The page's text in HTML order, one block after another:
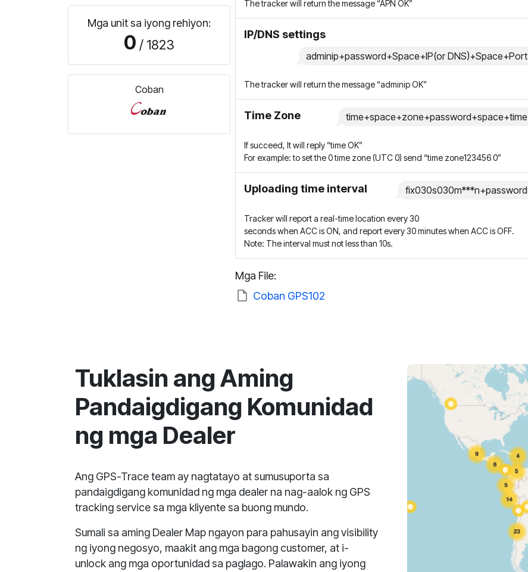
Mga unit sa iyong rehiyon:
0 / 1823
Coban
The tracker will return the message “APN OK”
IP/DNS settings
adminip+password+Space+IP(or DNS)+Space+Port
The tracker will return the message “adminip OK”
Time Zone time+space+zone+password+space+time
If succeed, It will reply “time OK”
For example: to set the 0 time zone (UTC 0) send “time zone123456 0”
Uploading time interval fix030s030m***n+password
Tracker will report a real-time location every 30
seconds when ACC is ON, and report every 30 minutes when ACC is OFF.
Note: The interval must not less than 10s.
Mga File:
Coban GPS102
Tuklasin ang Aming
Pandaigdigang Komunidad
ng mga Dealer
Ang GPS-Trace team ay nagtatayo at sumusuporta sa
pandaigdigang komunidad ng mga dealer na nag-aalok ng GPS
tracking service sa mga kliyente sa buong mundo.
Sumali sa aming Dealer Map ngayon para pahusayin ang visibility
ng iyong negosyo, maakit ang mga bagong customer, at i-
unlock ang mga oportunidad sa paglago. Palawakin ang iyong